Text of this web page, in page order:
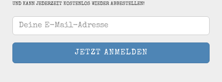
UND KANN JEDERZEIT KOSTENLOS WIEDER ABBESTELLEN!